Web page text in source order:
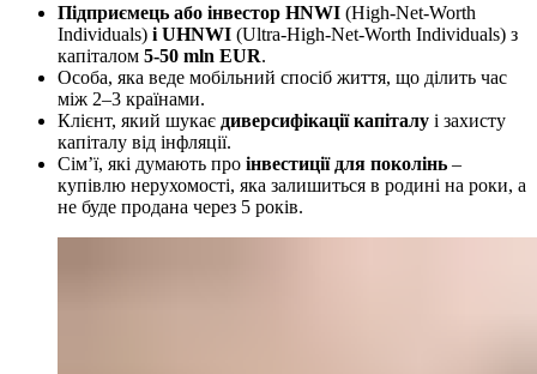
Підприємець або інвестор HNWI (High-Net-Worth
Individuals) і UHNWI (Ultra-High-Net-Worth Individuals) з
капіталом 5-50 mln EUR.
Особа, яка веде мобільний спосіб життя, що ділить час
між 2–3 країнами.
Клієнт, який шукає диверсифікації капіталу і захисту
капіталу від інфляції.
Сім’ї, які думають про інвестиції для поколінь –
купівлю нерухомості, яка залишиться в родині на роки, а
не буде продана через 5 років.